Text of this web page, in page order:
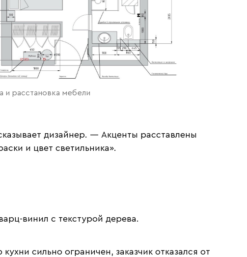
и расстановка мебели
дизайнер. — Акценты расставлены
и цвет светильника».
винил с текстурой дерева.
сильно ограничен, заказчик отказался от